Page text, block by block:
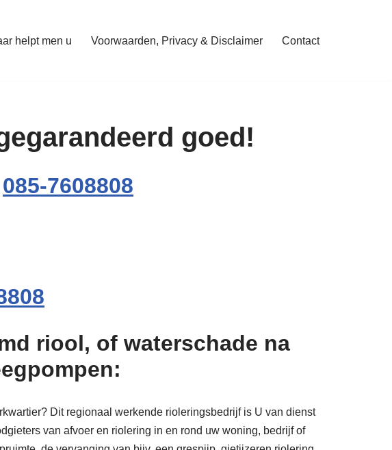
helpt men u Voorwaarden, Privacy & Disclaimer Contact
goed!
085-7608808
riool, of waterschade na
Dit regionaal werkende rioleringsbedrijf is U van dienst
van afvoer en riolering in en rond uw woning, bedrijf of